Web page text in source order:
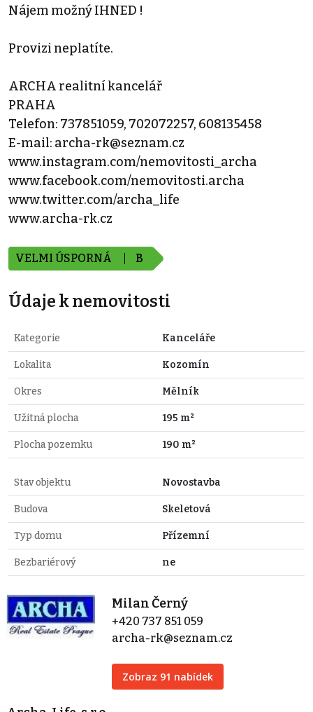
Nájem možný IHNED !
Provizi neplatíte.
ARCHA realitní kancelář
PRAHA
Telefon: 737851059, 702072257, 608135458
E-mail: archa-rk@seznam.cz
www.instagram.com/nemovitosti_archa
www.facebook.com/nemovitosti.archa
www.twitter.com/archa_life
www.archa-rk.cz
VELMI ÚSPORNÁ B
Údaje k nemovitosti
Kategorie Kanceláře
Lokalita Kozomín
Okres Mělník
Užitná plocha 195 m²
Plocha pozemku 190 m²
Stav objektu Novostavba
Budova Skeletová
Typ domu Přízemní
Bezbariérový ne
Milan Černý
+420 737 851 059
archa-rk@seznam.cz
Zobraz 91 nabídek